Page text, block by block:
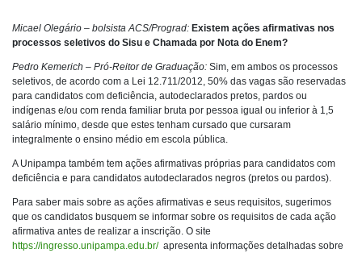
Micael Olegário – bolsista ACS/Prograd: Existem ações afirmativas nos
processos seletivos do Sisu e Chamada por Nota do Enem?
Pedro Kemerich – Pró-Reitor de Graduação: Sim, em ambos os processos
seletivos, de acordo com a Lei 12.711/2012, 50% das vagas são reservadas
para candidatos com deficiência, autodeclarados pretos, pardos ou
indígenas e/ou com renda familiar bruta por pessoa igual ou inferior à 1,5
salário mínimo, desde que estes tenham cursado que cursaram
integralmente o ensino médio em escola pública.
A Unipampa também tem ações afirmativas próprias para candidatos com
deficiência e para candidatos autodeclarados negros (pretos ou pardos).
Para saber mais sobre as ações afirmativas e seus requisitos, sugerimos
que os candidatos busquem se informar sobre os requisitos de cada ação
afirmativa antes de realizar a inscrição. O site
https://ingresso.unipampa.edu.br/apresenta informações detalhadas sobre